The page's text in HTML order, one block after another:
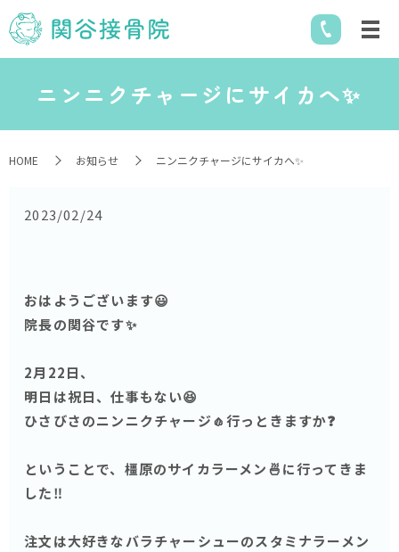
ニンニクチャージにサイカへ✨
HOME お知らせ ニンニクチャージにサイカへ✨
2023/02/24
おはようございます😃
院長の関谷です✨
2月22日、
明日は祝日、仕事もない😆
ひさびさのニンニクチャージ🧄行っときますか❓
ということで、橿原のサイカラーメン🍜に行ってきま
した‼️
注文は大好きなバラチャーシューのスタミナラーメン